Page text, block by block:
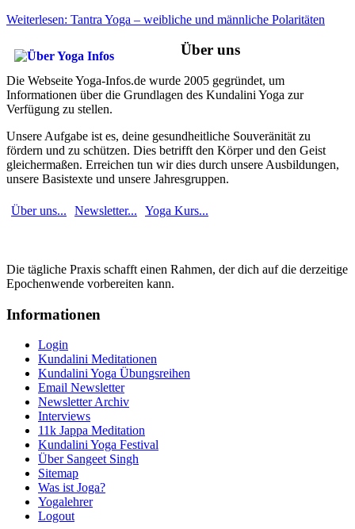
Weiterlesen: Tantra Yoga – weibliche und männliche Polaritäten
Über uns
Die Webseite Yoga-Infos.de wurde 2005 gegründet, um
Informationen über die Grundlagen des Kundalini Yoga zur
Verfügung zu stellen.
Unsere Aufgabe ist es, deine gesundheitliche Souveränität zu
fördern und zu schützen. Dies betrifft den Körper und den Geist
gleichermaßen. Erreichen tun wir dies durch unsere Ausbildungen,
unsere Basistexte und unsere Jahresgruppen.
Über uns... Newsletter... Yoga Kurs...
Die tägliche Praxis schafft einen Rahmen, der dich auf die derzeitige
Epochenwende vorbereiten kann.
Informationen
Login
Kundalini Meditationen
Kundalini Yoga Übungsreihen
Email Newsletter
Newsletter Archiv
Interviews
11k Jappa Meditation
Kundalini Yoga Festival
Über Sangeet Singh
Sitemap
Was ist Joga?
Yogalehrer
Logout